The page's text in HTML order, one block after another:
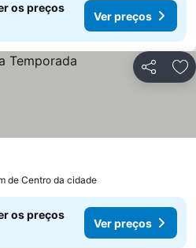
os preços
Ver preços
Partilhar
de Centro da cidade
os preços
Ver preços